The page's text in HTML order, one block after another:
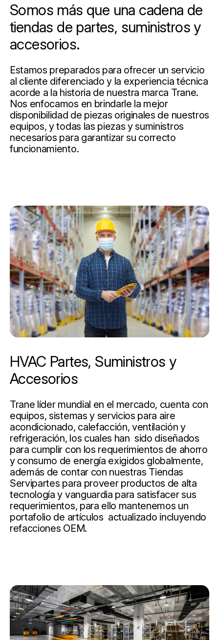
Somos más que una cadena de
tiendas de partes, suministros y
accesorios.
Estamos preparados para ofrecer un servicio
al cliente diferenciado y la experiencia técnica
acorde a la historia de nuestra marca Trane.
Nos enfocamos en brindarle la mejor
disponibilidad de piezas originales de nuestros
equipos, y todas las piezas y suministros
necesarios para garantizar su correcto
funcionamiento.
HVAC Partes, Suministros y
Accesorios
Trane líder mundial en el mercado, cuenta con
equipos, sistemas y servicios para aire
acondicionado, calefacción, ventilación y
refrigeración, los cuales han sido diseñados
para cumplir con los requerimientos de ahorro
y consumo de energía exigidos globalmente,
además de contar con nuestras Tiendas
Servipartes para proveer productos de alta
tecnología y vanguardia para satisfacer sus
requerimientos, para ello mantenemos un
portafolio de artículos actualizado incluyendo
refacciones OEM.